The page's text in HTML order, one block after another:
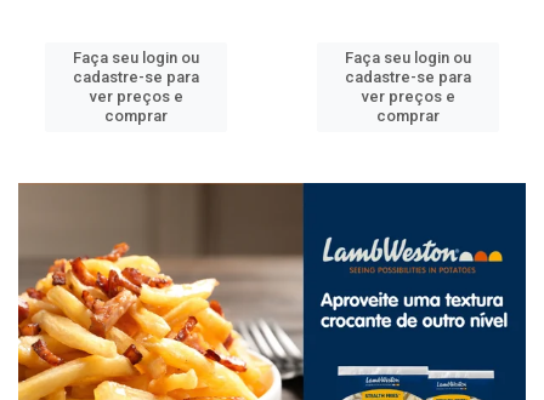
Faça seu login ou
cadastre-se para
ver preços e
comprar
Faça seu login ou
cadastre-se para
ver preços e
comprar